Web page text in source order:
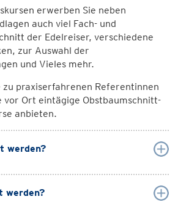
erwerben Sie neben
auch viel Fach- und
der Edelreiser, verschiedene
zur Auswahl der
und Vieles mehr.
zu praxiserfahrenen Referentinnen
vor Ort eintägige Obstbaumschnitt-
anbieten.
werden?
werden?